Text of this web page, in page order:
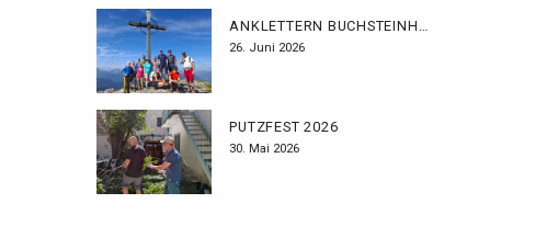
ANKLETTERN BUCHSTEINHÜTTE
26. Juni 2026
PUTZFEST 2026
30. Mai 2026